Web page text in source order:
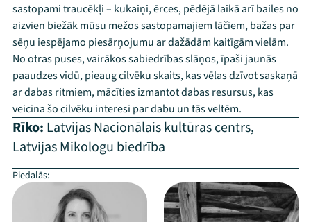
sastopami traucēkļi – kukaiņi, ērces, pēdējā laikā arī bailes no
aizvien biežāk mūsu mežos sastopamajiem lāčiem, bažas par
sēņu iespējamo piesārņojumu ar dažādām kaitīgām vielām.
No otras puses, vairākos sabiedrības slāņos, īpaši jaunās
paaudzes vidū, pieaug cilvēku skaits, kas vēlas dzīvot saskaņā
ar dabas ritmiem, mācīties izmantot dabas resursus, kas
veicina šo cilvēku interesi par dabu un tās veltēm.
Rīko: Latvijas Nacionālais kultūras centrs,
Latvijas Mikologu biedrība
Piedalās: